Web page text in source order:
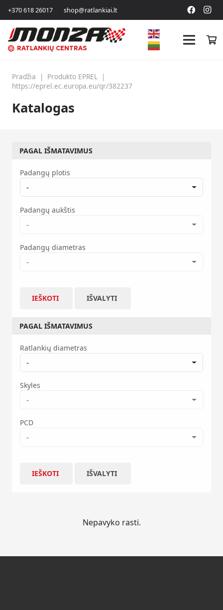
+370 618 26017 shop@ratlankiai.lt
RATLANKIŲ CENTRAS
Pradžia | Produkto EPREL |
https://eprel.ec.europa.eu/qr/382237
Katalogas
PAGAL IŠMATAVIMUS
Padangų plotis
-
Padangų aukštis
-
Padangų diametras
-
IEŠKOTI IŠVALYTI
PAGAL IŠMATAVIMUS
Ratlankių diametras
-
Skyles
-
PCD
-
IEŠKOTI IŠVALYTI
Nepavyko rasti.